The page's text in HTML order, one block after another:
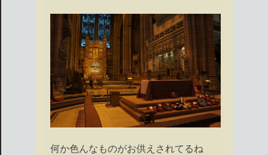
何か色んなものがお供えされてるね